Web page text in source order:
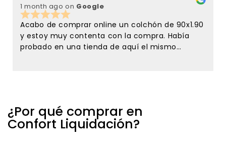
1 month agoon Google
Acabo de comprar online un colchón de 90x1.90
y estoy muy contenta con la compra. Había
probado en una tienda de aquí el mismo
recibida . Tanto Javier como Ana desde el
primer momento han sido muy amables y
¿Por qué comprar en
Confort Liquidación?